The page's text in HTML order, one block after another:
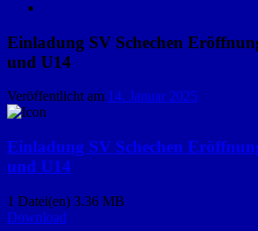
Einladung SV Schechen
und U14
Veröffentlicht am 14. Januar 2025
Einladung SV Schechen
und U14
1 Datei(en) 3.36 MB
Download